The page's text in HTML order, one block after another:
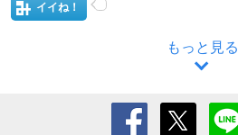
イイね！
もっと見る